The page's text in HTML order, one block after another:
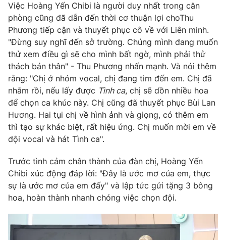
Phim VTV
Hậu trường
Nhân vật
Khán giả
Giải sao mai
Giải trí
Điện ảnh
Âm nhạc
Sao
Đời sống
Du lịch
Làm đẹp
Chất lượng cuộc sống
Giáo dục
Tuyển sinh
Học trực tuyến
Công nghệ
Hitech Công nghệ tương lai
Thị trường
Tư vấn
Giao lưu trực tuyến
Lịch phát sóng
Chuyên mục khác
Emagazine Podcast
Việc Hoàng Yến Chibi là người duy nhất trong căn
phòng cũng đã dẫn đến thời cơ thuận lợi choThu
Phương tiếp cận và thuyết phục cô về với Liên minh.
"Đừng suy nghĩ đến sở trường. Chúng mình đang muốn
thử xem điều gì sẽ cho mình bất ngờ, mình phải thử
thách bản thân" - Thu Phương nhấn mạnh. Và nói thêm
rằng: "Chị ở nhóm vocal, chị đang tìm đến em. Chị đã
nhắm rồi, nếu lấy được Tình ca, chị sẽ dồn nhiều hoa
để chọn ca khúc này. Chị cũng đã thuyết phục Bùi Lan
Hương. Hai tụi chị về hình ảnh và giọng, có thêm em
thì tạo sự khác biệt, rất hiệu ứng. Chị muốn mời em về
đội vocal và hát Tình ca".
Trước tình cảm chân thành của đàn chị, Hoàng Yến
Chibi xúc động đáp lời: "Đây là ước mơ của em, thực
sự là ước mơ của em đấy" và lập tức gửi tặng 3 bông
hoa, hoàn thành nhanh chóng việc chọn đội.